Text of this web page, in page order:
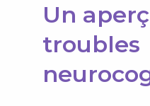
Un
troubles